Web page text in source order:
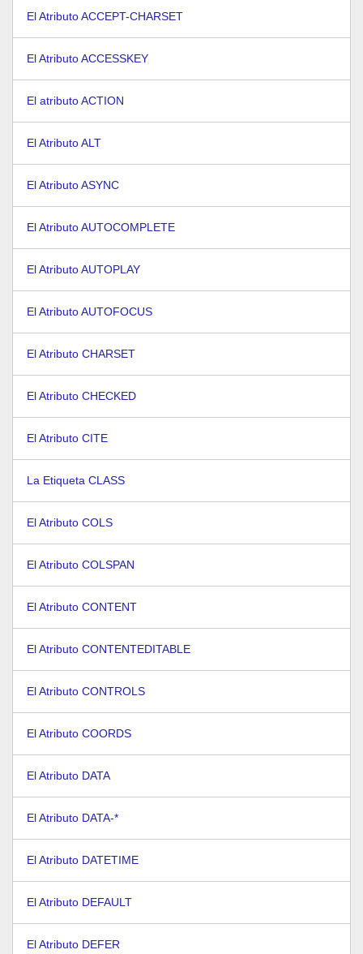
El Atributo ACCEPT-CHARSET
El Atributo ACCESSKEY
El atributo ACTION
El Atributo ALT
El Atributo ASYNC
El Atributo AUTOCOMPLETE
El Atributo AUTOPLAY
El Atributo AUTOFOCUS
El Atributo CHARSET
El Atributo CHECKED
El Atributo CITE
La Etiqueta CLASS
El Atributo COLS
El Atributo COLSPAN
El Atributo CONTENT
El Atributo CONTENTEDITABLE
El Atributo CONTROLS
El Atributo COORDS
El Atributo DATA
El Atributo DATA-*
El Atributo DATETIME
El Atributo DEFAULT
El Atributo DEFER